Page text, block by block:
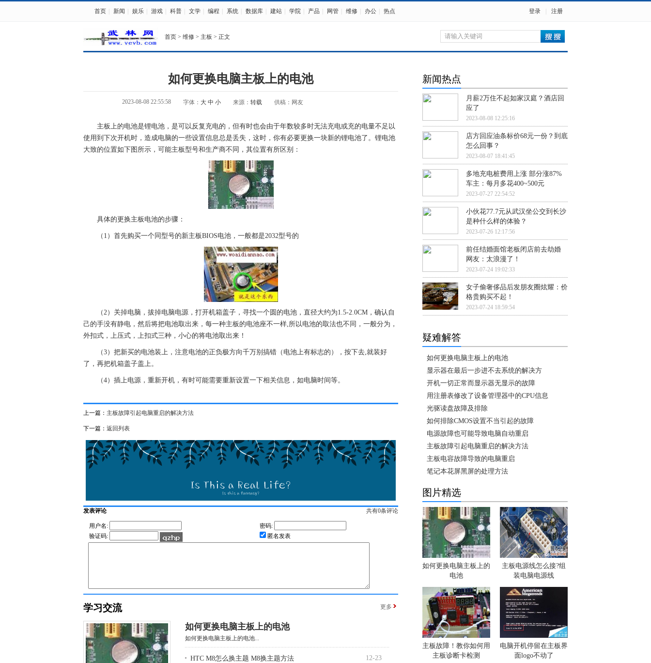
首页 新闻 娱乐 游戏 科普 文学 编程 系统 数据库 建站 学院 产品 网管 维修 办公 热点 登录 注册
首页 > 维修 > 主板 > 正文
如何更换电脑主板上的电池
2023-08-08 22:55:58 字体： 大 中 小 来源： 转载 供稿：网友
主板上的电池是锂电池，是可以反复充电的，但有时也会由于年数较多时无法充电或充的电量不足以
使用到下次开机时，造成电脑的一些设置信息总是丢失，这时，你有必要更换一块新的锂电池了。锂电池
大致的位置如下图所示，可能主板型号和生产商不同，其位置有所区别：
具体的更换主板电池的步骤：
（1）首先购买一个同型号的新主板BIOS电池，一般都是2032型号的
（2）关掉电脑，拔掉电脑电源，打开机箱盖子，寻找一个圆的电池，直径大约为1.5-2.0CM，确认自
己的手没有静电，然后将把电池取出来，每一种主板的电池座不一样,所以电池的取法也不同，一般分为，
外扣式，上压式，上扣式三种，小心的将电池取出来！
（3）把新买的电池装上，注意电池的正负极方向千万别搞错（电池上有标志的），按下去,就装好
了，再把机箱盖子盖上。
（4）插上电源，重新开机，有时可能需要重新设置一下相关信息，如电脑时间等。
上一篇： 主板故障引起电脑重启的解决方法
下一篇： 返回列表
发表评论 共有0条评论
用户名:
密码:
验证码:
匿名发表
学习交流 更多
如何更换电脑主板上的电池
如何更换电脑主板上的电池...
HTC M8怎么换主题 M8换主题方法
12-23
新闻热点
月薪2万住不起如家汉庭？酒店回
应了
2023-08-08 12:25:16
店方回应油条标价68元一份？到底
怎么回事？
2023-08-07 18:41:45
多地充电桩费用上涨 部分涨87%
车主：每月多花400~500元
2023-07-27 22:54:52
小伙花77.7元从武汉坐公交到长沙
是种什么样的体验？
2023-07-26 12:17:56
前任结婚面馆老板闭店前去劫婚
网友：太浪漫了！
2023-07-24 19:02:33
女子偷奢侈品后发朋友圈炫耀：价
格贵购买不起！
2023-07-24 18:59:54
疑难解答
如何更换电脑主板上的电池
显示器在最后一步进不去系统的解决方
开机一切正常而显示器无显示的故障
用注册表修改了设备管理器中的CPU信息
光驱读盘故障及排除
如何排除CMOS设置不当引起的故障
电源故障也可能导致电脑自动重启
主板故障引起电脑重启的解决方法
主板电容故障导致的电脑重启
笔记本花屏黑屏的处理方法
图片精选
如何更换电脑主板上的
电池
主板电源线怎么接?组
装电脑电源线
主板故障！教你如何用
主板诊断卡检测
电脑开机停留在主板界
面logo不动了